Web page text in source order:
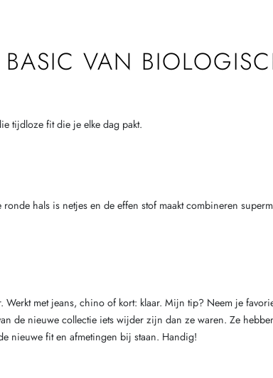
VAN
tijdloze fit die je elke dag pakt.
hals is netjes en de effen stof maakt combineren
met jeans, chino of kort: klaar. Mijn tip? Neem je
de nieuwe collectie iets wijder zijn dan ze waren. Ze
nieuwe fit en afmetingen bij staan. Handig!